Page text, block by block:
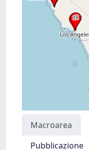
Macroarea
Pubblicazione